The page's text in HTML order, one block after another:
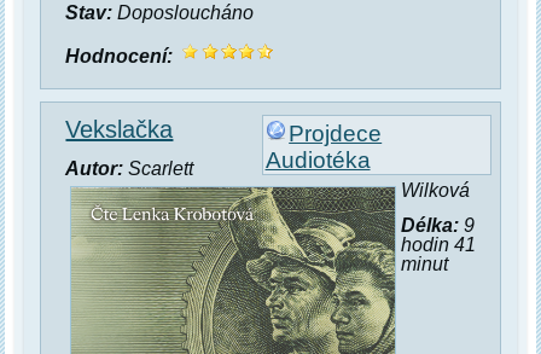
Stav: Doposloucháno
Hodnocení:
Projdece
Audiotéka
Vekslačka
Autor: Scarlett
Wilková
Délka:9
hodin 41
minut